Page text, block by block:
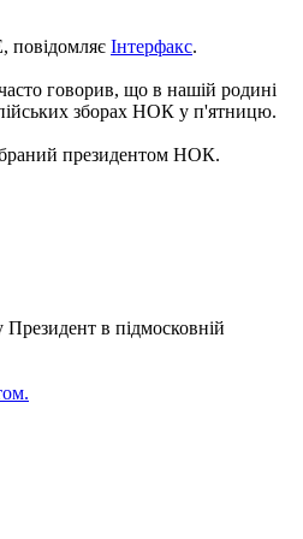
повідомляє Інтерфакс.
говорив, що в нашій родині
зборах НОК у п'ятницю.
президентом НОК.
в підмосковній